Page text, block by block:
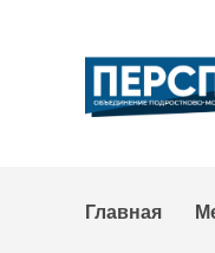
Главная